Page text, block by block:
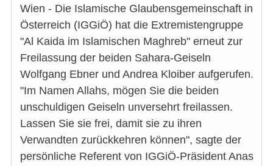
Wien - Die Islamische Glaubensgemeinschaft in
Österreich (IGGiÖ) hat die Extremistengruppe
"Al Kaida im Islamischen Maghreb" erneut zur
Freilassung der beiden Sahara-Geiseln
Wolfgang Ebner und Andrea Kloiber aufgerufen.
"Im Namen Allahs, mögen Sie die beiden
unschuldigen Geiseln unversehrt freilassen.
Lassen Sie sie frei, damit sie zu ihren
Verwandten zurückkehren können", sagte der
persönliche Referent von IGGiÖ-Präsident Anas